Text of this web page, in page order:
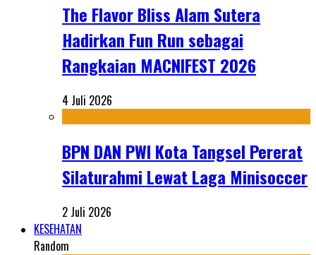
The Flavor Bliss Alam Sutera
Hadirkan Fun Run sebagai
Rangkaian MACNIFEST 2026
4 Juli 2026
BPN DAN PWI Kota Tangsel Pererat
Silaturahmi Lewat Laga Minisoccer
2 Juli 2026
KESEHATAN
Random